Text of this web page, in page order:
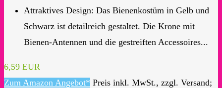
Attraktives Design: Das Bienenkostüm in Gelb und
Schwarz ist detailreich gestaltet. Die Krone mit
Bienen-Antennen und die gestreiften Accessoires...
6,59 EUR
Zum Amazon Angebot* Preis inkl. MwSt., zzgl. Versand;